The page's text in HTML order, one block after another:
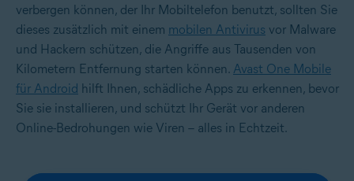
verbergen können, der Ihr Mobiltelefon benutzt, sollten Sie
dieses zusätzlich mit einem mobilen Antivirus vor Malware
und Hackern schützen, die Angriffe aus Tausenden von
Kilometern Entfernung starten können. Avast One Mobile
für Android hilft Ihnen, schädliche Apps zu erkennen, bevor
Sie sie installieren, und schützt Ihr Gerät vor anderen
Online-Bedrohungen wie Viren – alles in Echtzeit.